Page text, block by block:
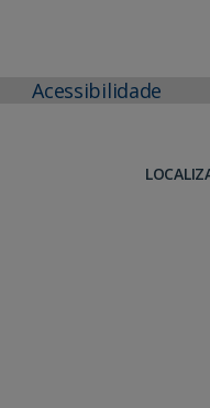
Acessibilidade